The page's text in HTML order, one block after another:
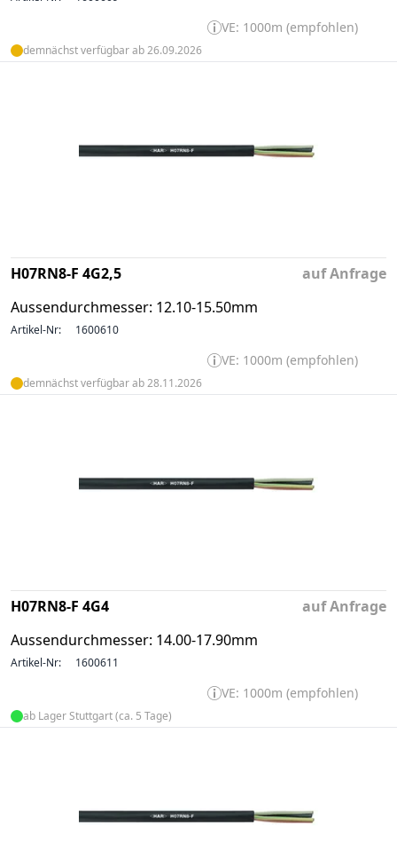
VE: 1000m (empfohlen)
demnächst verfügbar ab 26.09.2026
H07RN8-F 4G2,5
Aussendurchmesser: 12.10-15.50mm
auf Anfrage
Artikel-Nr: 1600610
VE: 1000m (empfohlen)
demnächst verfügbar ab 28.11.2026
H07RN8-F 4G4
Aussendurchmesser: 14.00-17.90mm
auf Anfrage
Artikel-Nr: 1600611
VE: 1000m (empfohlen)
ab Lager Stuttgart (ca. 5 Tage)